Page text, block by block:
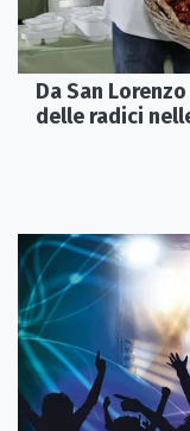
Da San
delle radici